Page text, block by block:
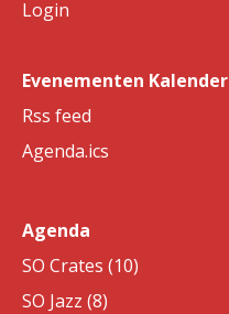
Login
Evenementen Kalender
Rss feed
Agenda.ics
Agenda
SO Crates (10)
SO Jazz (8)